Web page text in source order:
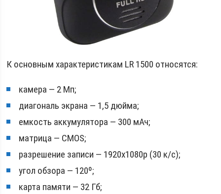
К основным характеристикам LR 1500 относятся:
камера — 2 Мп;
диагональ экрана — 1,5 дюйма;
емкость аккумулятора — 300 мАч;
матрица — CMOS;
разрешение записи — 1920х1080p (30 к/с);
угол обзора — 120º;
карта памяти — 32 Гб;